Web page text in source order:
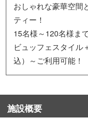
おしゃれな豪華空間
ティー！
15名様～120名様ま
ビュッフェスタイル
込）～ご利用可能！
施設概要